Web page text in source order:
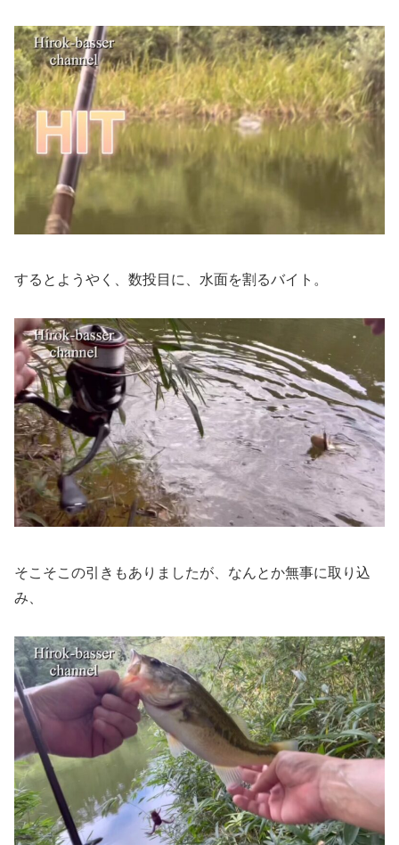
するとようやく、数投目に、水面を割るバイト。
そこそこの引きもありましたが、なんとか無事に取り込
み、